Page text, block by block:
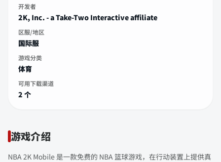
开发者
2K, Inc. - a Take-Two Interactive affiliate
区服/地区
国际服
游戏分类
体育
可用下载渠道
2 个
游戏介绍
NBA 2K Mobile 是一款免费的 NBA 篮球游戏，在行动装置上提供真